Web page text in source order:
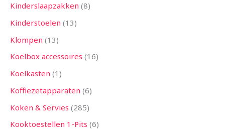
Kinderslaapzakken 8
Kinderstoelen 13
Klompen 13
Koelbox accessoires 16
Koelkasten 1
Koffiezetapparaten 6
Koken & Servies 285
Kooktoestellen 1-Pits 6